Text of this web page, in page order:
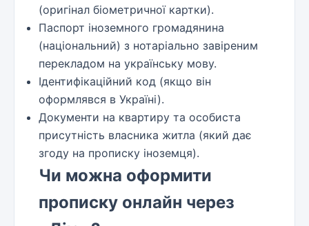
(оригінал біометричної картки).
Паспорт іноземного громадянина
(національний) з нотаріально завіреним
перекладом на українську мову.
Ідентифікаційний код (якщо він
оформлявся в Україні).
Документи на квартиру та особиста
присутність власника житла (який дає
згоду на прописку іноземця).
Чи можна оформити
прописку онлайн через